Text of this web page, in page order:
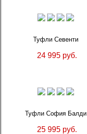
Туфли Севенти
24 995 руб.
Туфли София Балди
25 995 руб.